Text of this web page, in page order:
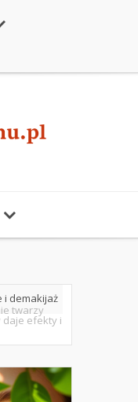
i demakijaż
twarzy
daje efekty i